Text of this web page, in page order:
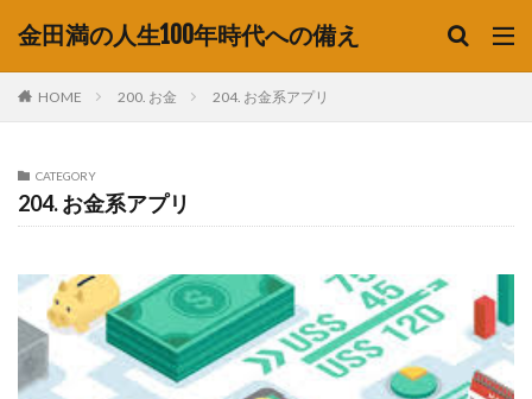
金田満の人生100年時代への備え
HOME 200. お金 204. お金系アプリ
CATEGORY
204. お金系アプリ